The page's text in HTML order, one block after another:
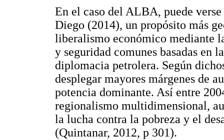
En el caso del ALBA, puede
Diego (2014), un propósito más
liberalismo económico mediante
y seguridad comunes basadas en
diplomacia petrolera. Según
desplegar mayores márgenes de
potencia dominante. Así entre
regionalismo multidimensional,
la lucha contra la pobreza y el
(Quintanar, 2012, p 301).